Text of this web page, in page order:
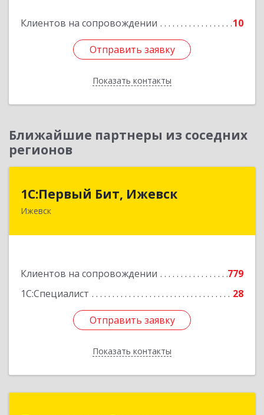
Клиентов на сопровождении 10
Отправить заявку
Показать контакты
Подробнее
Отправить заявку
Назад
Ближайшие партнеры из соседних
регионов
1С:Первый Бит, Ижевск
Ижевск
Клиентов на сопровождении
779
1С:Специалист
28
Отправить заявку
Показать контакты
1С:Первый Бит, Ижевск
Отправить заявку
Назад